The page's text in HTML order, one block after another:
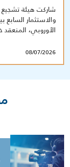
شاركت هيئة تشجيع
والاستثمار السابع
الأوروبي،
08/07/2026